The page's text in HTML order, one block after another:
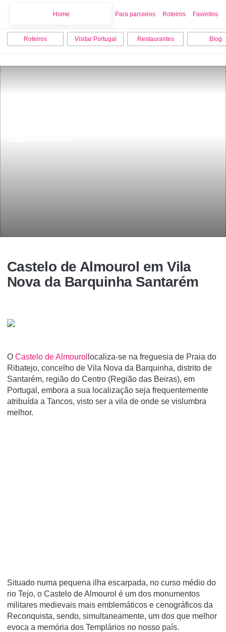
Home Para parceiros Roteiros Favoritos
Roteiros Visitar Portugal Restaurantes Blog
Castelo de Almourol em Vila
Nova da Barquinha Santarém
O Castelo de Almourol localiza-se na freguesia de Praia do
Ribatejo, concelho de Vila Nova da Barquinha, distrito de
Santarém, região do Centro (Região das Beiras), em
Portugal, embora a sua localização seja frequentemente
atribuí­da a Tancos, visto ser a vila de onde se vislumbra
melhor.
Situado numa pequena ilha escarpada, no curso médio do
rio Tejo, o Castelo de Almourol é um dos monumentos
militares medievais mais emblemáticos e cenográficos da
Reconquista, sendo, simultaneamente, um dos que melhor
evoca a memória dos Templários no nosso país.